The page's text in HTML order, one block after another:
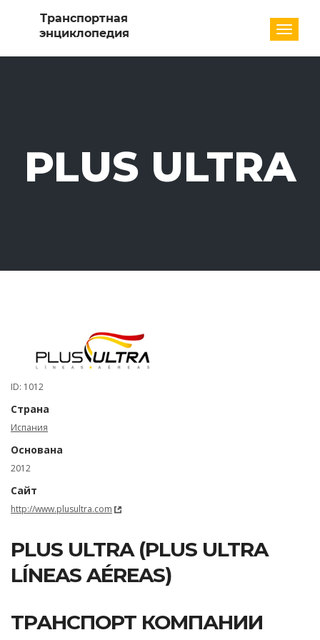
PLUS ULTRA
ID: 1012
Страна
Испания
Основана
2012
Сайт
http://www.plusultra.com
PLUS ULTRA (PLUS ULTRA
LÍNEAS AÉREAS)
ТРАНСПОРТ КОМПАНИИ